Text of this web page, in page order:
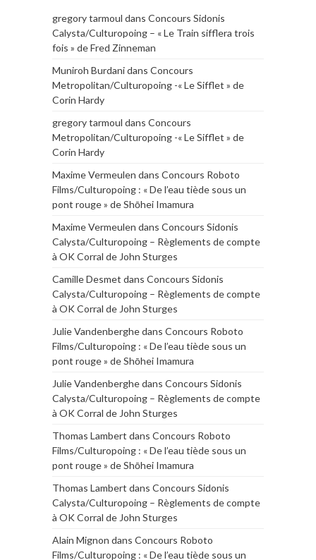
gregory tarmoul dans Concours Sidonis
Calysta/Culturopoing – « Le Train sifflera trois
fois » de Fred Zinneman
Muniroh Burdanidans Concours
Metropolitan/Culturopoing -« Le Sifflet » de
Corin Hardy
gregory tarmoul dans Concours
Metropolitan/Culturopoing -« Le Sifflet » de
Corin Hardy
Maxime Vermeulen dans Concours Roboto
Films/Culturopoing : « De l’eau tiède sous un
pont rouge » de Shōhei Imamura
Maxime Vermeulen dans Concours Sidonis
Calysta/Culturopoing – Règlements de compte
à OK Corral de John Sturges
Camille Desmet dans Concours Sidonis
Calysta/Culturopoing – Règlements de compte
à OK Corral de John Sturges
Julie Vandenberghedans Concours Roboto
Films/Culturopoing : « De l’eau tiède sous un
pont rouge » de Shōhei Imamura
Julie Vandenberghedans Concours Sidonis
Calysta/Culturopoing – Règlements de compte
à OK Corral de John Sturges
Thomas Lambert dans Concours Roboto
Films/Culturopoing : « De l’eau tiède sous un
pont rouge » de Shōhei Imamura
Thomas Lambert dans Concours Sidonis
Calysta/Culturopoing – Règlements de compte
à OK Corral de John Sturges
Alain Mignon dans Concours Roboto
Films/Culturopoing : « De l’eau tiède sous un